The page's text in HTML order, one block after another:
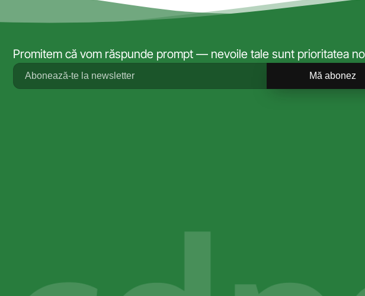
Promitem că vom răspunde prompt — nevoile tale sunt prioritatea
Mă abonez